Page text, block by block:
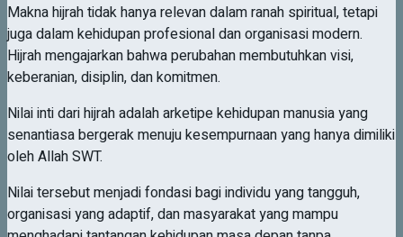
Makna hijrah tidak hanya relevan dalam ranah spiritual, tetapi
juga dalam kehidupan profesional dan organisasi modern.
Hijrah mengajarkan bahwa perubahan membutuhkan visi,
keberanian, disiplin, dan komitmen.
Nilai inti dari hijrah adalah arketipe kehidupan manusia yang
senantiasa bergerak menuju kesempurnaan yang hanya dimiliki
oleh Allah SWT.
Nilai tersebut menjadi fondasi bagi individu yang tangguh,
organisasi yang adaptif, dan masyarakat yang mampu